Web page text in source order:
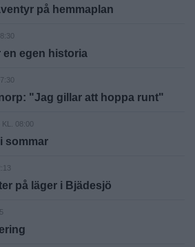
på hemmaplan
en egen historia
"Jag gillar att hoppa runt"
08:00
sommar
på läger i Bjädesjö